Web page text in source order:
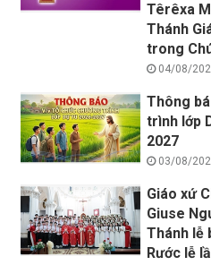
Têrêxa
Thánh
trong
04/08/
Thông
trình lớp
2027
03/08/
Giáo xứ
Giuse
Thánh lễ
Rước lễ